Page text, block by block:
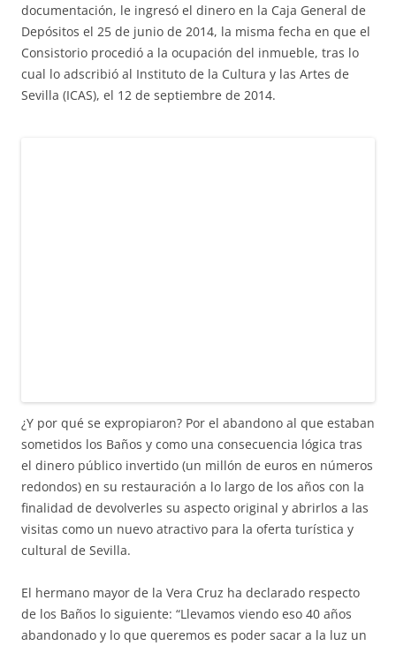
documentación, le ingresó el dinero en la Caja General de
Depósitos el 25 de junio de 2014, la misma fecha en que el
Consistorio procedió a la ocupación del inmueble, tras lo
cual lo adscribió al Instituto de la Cultura y las Artes de
Sevilla (ICAS), el 12 de septiembre de 2014.
¿Y por qué se expropiaron? Por el abandono al que estaban
sometidos los Baños y como una consecuencia lógica tras
el dinero público invertido (un millón de euros en números
redondos) en su restauración a lo largo de los años con la
finalidad de devolverles su aspecto original y abrirlos a las
visitas como un nuevo atractivo para la oferta turística y
cultural de Sevilla.
El hermano mayor de la Vera Cruz ha declarado respecto
de los Baños lo siguiente: “Llevamos viendo eso 40 años
abandonado y lo que queremos es poder sacar a la luz un